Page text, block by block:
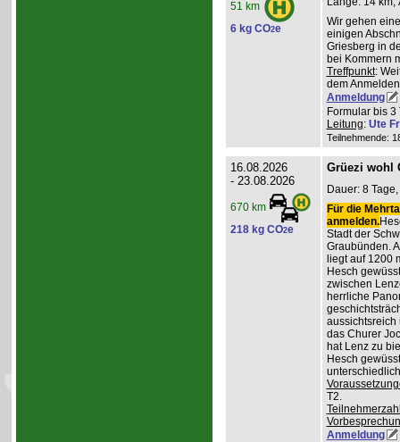
51 km
6 kg CO2e
Wir gehen
einigen
Griesberg in
bei Kommern
Treffpunkt:
dem
Anmeldung
Formular bis 3
Leitung: Ute
Teilnehmende:
16.08.2026
- 23.08.2026
670 km
218 kg CO2e
Grüezi wohl
Dauer: 8
Für die
anmelden.
Stadt der
Graubünden.
liegt auf 1200
Hesch
zwischen
herrliche
aussichtsreich
das Churer
hat Lenz zu
Hesch
T2.
Anmeldung